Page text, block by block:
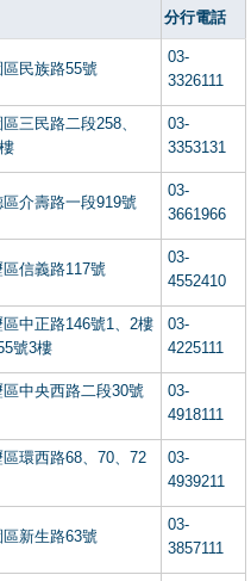
分行電話
民族路55號
03-
3326111
三民路二段258、
03-
3353131
介壽路一段919號
03-
3661966
信義路117號
03-
4552410
中正路146號1、2樓
號3樓
03-
4225111
中央西路二段30號
03-
4918111
環西路68、70、72
03-
4939211
新生路63號
03-
3857111